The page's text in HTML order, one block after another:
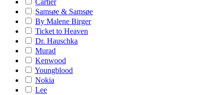
Cartier
Samsøe & Samsøe
By Malene Birger
Ticket to Heaven
Dr. Hauschka
Murad
Kenwood
Youngblood
Nokia
Lee